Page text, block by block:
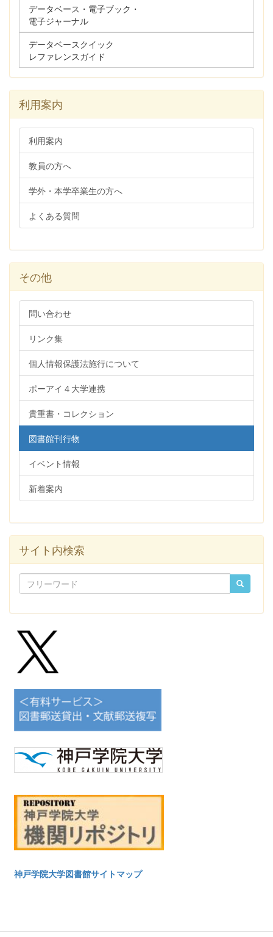
データベース・電子ブック・
電子ジャーナル
データベースクイック
レファレンスガイド
利用案内
利用案内
教員の方へ
学外・本学卒業生の方へ
よくある質問
その他
問い合わせ
リンク集
個人情報保護法施行について
ポーアイ４大学連携
貴重書・コレクション
図書館刊行物
イベント情報
新着案内
サイト内検索
神戸学院大学図書館サイトマップ